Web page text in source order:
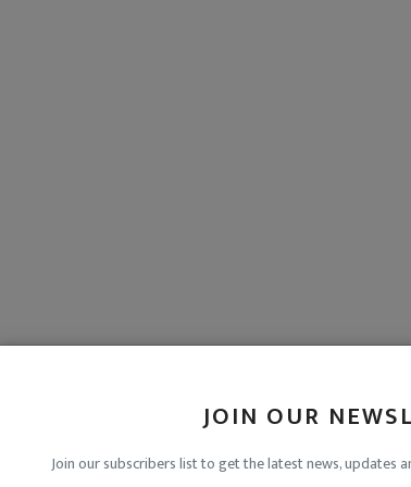
JOIN OUR
Join our subscribers list to get the latest news, updates